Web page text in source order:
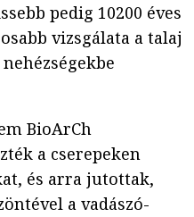
pedig 10200 éves
vizsgálata a talaj
BioArCh
a cserepeken
és arra jutottak,
a vadászó-